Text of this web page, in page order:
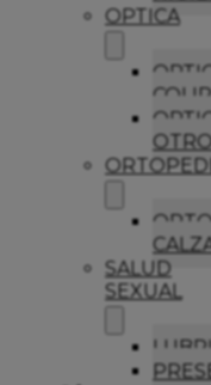
OPTICA
SALUD
SEXUAL